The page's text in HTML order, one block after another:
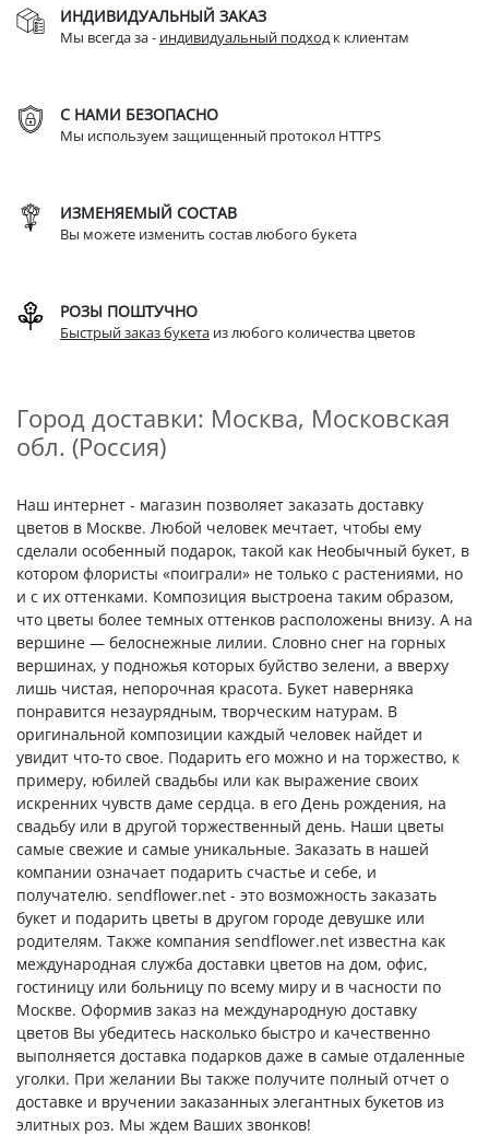
ИНДИВИДУАЛЬНЫЙ ЗАКАЗ
Мы всегда за - индивидуальный подходк клиентам
С НАМИ БЕЗОПАСНО
Мы используем защищенный протокол HTTPS
ИЗМЕНЯЕМЫЙ СОСТАВ
Вы можете изменить состав любого букета
РОЗЫ ПОШТУЧНО
Быстрый заказ букета из любого количества цветов
Город доставки: Москва, Московская
обл. (Россия)
Наш интернет - магазин позволяет заказать доставку
цветов в Москве. Любой человек мечтает, чтобы ему
сделали особенный подарок, такой как Необычный букет, в
котором флористы «поиграли» не только с растениями, но
и с их оттенками. Композиция выстроена таким образом,
что цветы более темных оттенков расположены внизу. А на
вершине — белоснежные лилии. Словно снег на горных
вершинах, у подножья которых буйство зелени, а вверху
лишь чистая, непорочная красота. Букет наверняка
понравится незаурядным, творческим натурам. В
оригинальной композиции каждый человек найдет и
увидит что-то свое. Подарить его можно и на торжество, к
примеру, юбилей свадьбы или как выражение своих
искренних чувств даме сердца. в его День рождения, на
свадьбу или в другой торжественный день. Наши цветы
самые свежие и самые уникальные. Заказать в нашей
компании означает подарить счастье и себе, и
получателю. sendflower.net - это возможность заказать
букет и подарить цветы в другом городе девушке или
родителям. Также компания sendflower.net известна как
международная служба доставки цветов на дом, офис,
гостиницу или больницу по всему миру и в часности по
Москве. Оформив заказ на международную доставку
цветов Вы убедитесь насколько быстро и качественно
выполняется доставка подарков даже в самые отдаленные
уголки. При желании Вы также получите полный отчет о
доставке и вручении заказанных элегантных букетов из
элитных роз. Мы ждем Ваших звонков!